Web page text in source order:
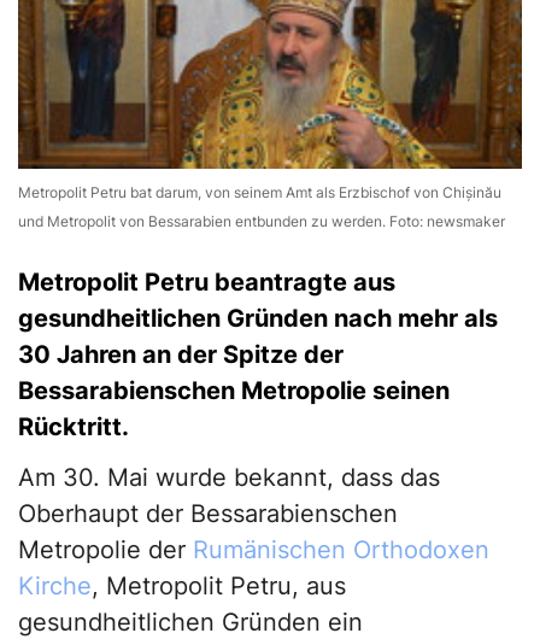
Metropolit Petru bat darum, von seinem Amt als Erzbischof von Chișinău
und Metropolit von Bessarabien entbunden zu werden. Foto: newsmaker
Metropolit Petru beantragte aus
gesundheitlichen Gründen nach mehr als
30 Jahren an der Spitze der
Bessarabienschen Metropolie seinen
Rücktritt.
Am 30. Mai wurde bekannt, dass das
Oberhaupt der Bessarabienschen
Metropolie der Rumänischen Orthodoxen
Kirche, Metropolit Petru, aus
gesundheitlichen Gründen ein